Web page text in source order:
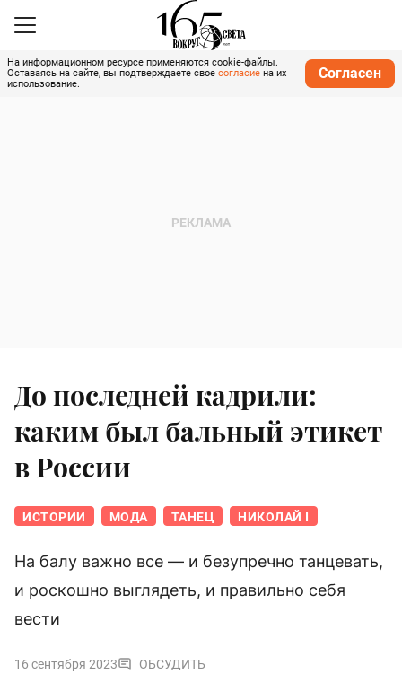
На информационном ресурсе применяются cookie-файлы.
Оставаясь на сайте, вы подтверждаете свое согласие на их
использование.
Согласен
До последней кадрили:
каким был бальный этикет
в России
ИСТОРИИ МОДА ТАНЕЦ НИКОЛАЙ I
На балу важно все — и безупречно танцевать,
и роскошно выглядеть, и правильно себя
вести
16 сентября 2023 ОБСУДИТЬ